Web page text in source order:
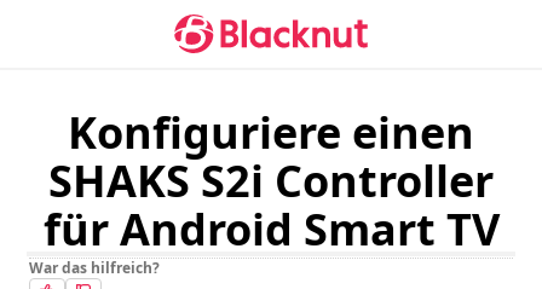
Konfiguriere einen
SHAKS S2i Controller
für Android Smart TV
War das hilfreich?